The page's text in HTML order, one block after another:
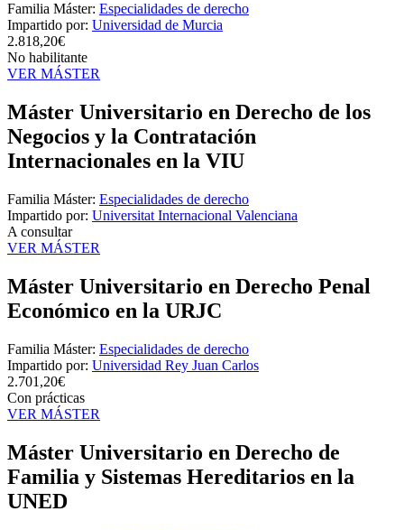
Familia Máster: Especialidades de derecho
Impartido por: Universidad de Murcia
2.818,20€
No habilitante
VER MÁSTER
Máster Universitario en Derecho de los
Negocios y la Contratación
Internacionales en la VIU
Familia Máster: Especialidades de derecho
Impartido por: Universitat Internacional Valenciana
A consultar
VER MÁSTER
Máster Universitario en Derecho Penal
Económico en la URJC
Familia Máster: Especialidades de derecho
Impartido por: Universidad Rey Juan Carlos
2.701,20€
Con prácticas
VER MÁSTER
Máster Universitario en Derecho de
Familia y Sistemas Hereditarios en la
UNED